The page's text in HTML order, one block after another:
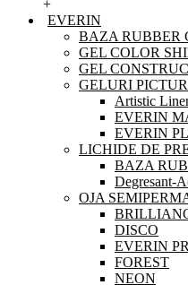
+
EVERIN
BAZA RUBBER
GEL COLOR
GEL
GELURI
Artistic
EVERIN
EVERIN
LICHIDE DE
BAZA
Degresant-
OJA
DISCO
EVERIN
FOREST
NEON